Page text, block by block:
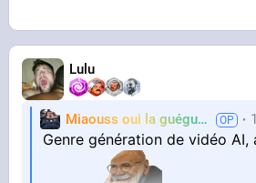
Lulu
Miaouss oui la guéguérre TF6
Genre génération de vidéo